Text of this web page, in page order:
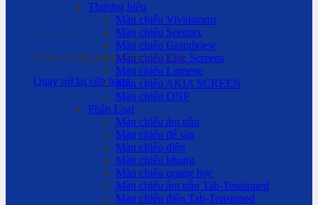
Chưa có sản phẩm trong giỏ hàng.
Quay trở lại cửa hàng
Thương hiệu
Màn chiếu Vividstorm
Màn chiếu Seemax
Màn chiếu Grandview
Màn chiếu Elite Screens
Màn chiếu Lumene
Màn chiếu AKIA SCREEN
Màn chiếu DNP
Phân Loại
Màn chiếu âm trần
Màn chiếu để sàn
Màn chiếu điện
Màn chiếu khung
Màn chiếu quang học
Màn chiếu âm trần Tab-Tensioned
Màn chiếu điện Tab-Tensioned